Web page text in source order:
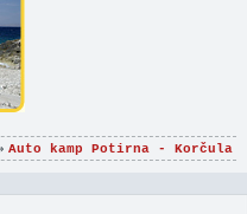
Auto kamp Potirna - Korčula